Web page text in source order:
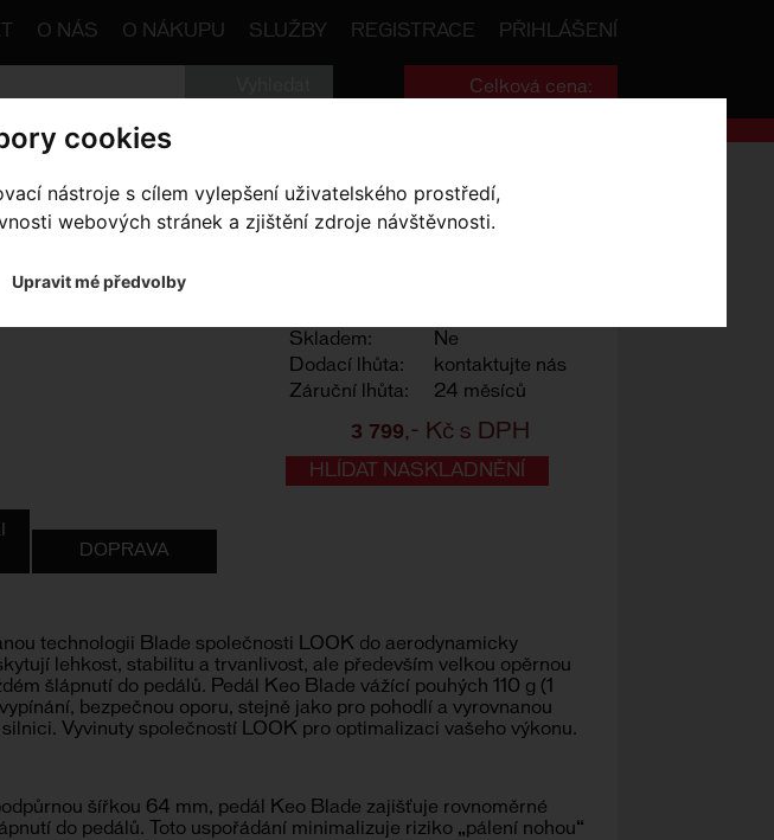
cookies
nástroje s cílem vylepšení uživatelského prostředí,
webových stránek a zjištění zdroje návštěvnosti.
Upravit mé předvolby
O NÁS O NÁKUPU SLUŽBY REGISTRACE PŘIHLÁŠENÍ
Celková cena:
CARBON 08 NEW
Skladem:
Ne
Dodací lhůta:
kontaktujte nás
Záruční lhůta:
24 měsíců
3 799,- Kč s DPH
HLÍDAT NASKLADNĚNÍ
DOPRAVA
technologii Blade společnosti LOOK do aerodynamicky
lehkost, stabilitu a trvanlivost, ale především velkou opěrnou
šlápnutí do pedálů. Pedál Keo Blade vážící pouhých 110 g (1
bezpečnou oporu, stejně jako pro pohodlí a vyrovnanou
Vyvinuty společností LOOK pro optimalizaci vašeho výkonu.
šířkou 64 mm, pedál Keo Blade zajišťuje rovnoměrné
do pedálů. Toto uspořádání minimalizuje riziko „pálení nohou“